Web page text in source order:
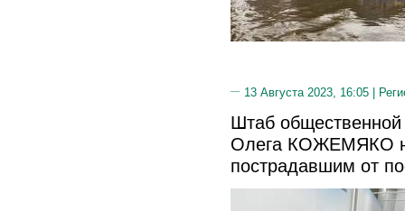
13 Августа 2023, 16:05 |
Штаб общественной
Олега КОЖЕМЯКО
пострадавшим от